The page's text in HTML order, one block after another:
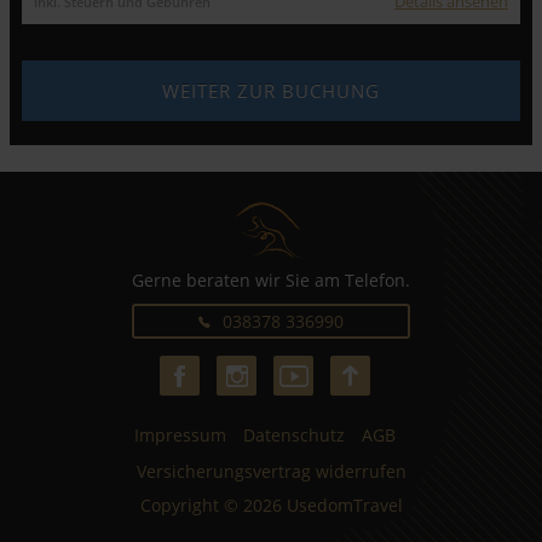
Gerne beraten wir Sie am Telefon.
038378 336990
Impressum Datenschutz
AGB
Versicherungsvertrag widerrufen
Copyright © 2026 UsedomTravel